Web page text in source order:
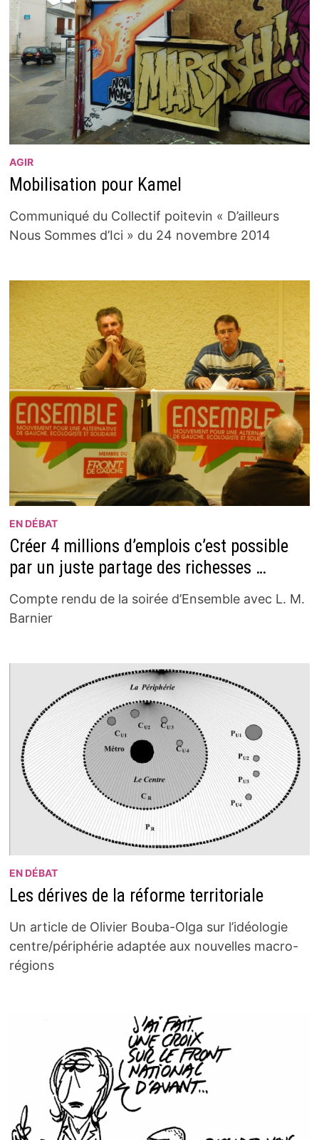
AGIR
Mobilisation pour Kamel
Communiqué du Collectif poitevin « D’ailleurs
Nous Sommes d’Ici » du 24 novembre 2014
EN DÉBAT
Créer 4 millions d’emplois c’est possible
par un juste partage des richesses …
Compte rendu de la soirée d’Ensemble avec L. M.
Barnier
EN DÉBAT
Les dérives de la réforme territoriale
Un article de Olivier Bouba-Olga sur l’idéologie
centre/périphérie adaptée aux nouvelles macro-
régions